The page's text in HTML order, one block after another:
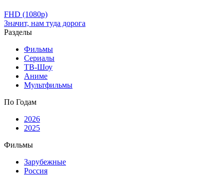
FHD (1080p)
Значит, нам туда дорога
Разделы
Фильмы
Сериалы
ТВ-Шоу
Аниме
Мультфильмы
По Годам
2026
2025
Фильмы
Зарубежные
Россия